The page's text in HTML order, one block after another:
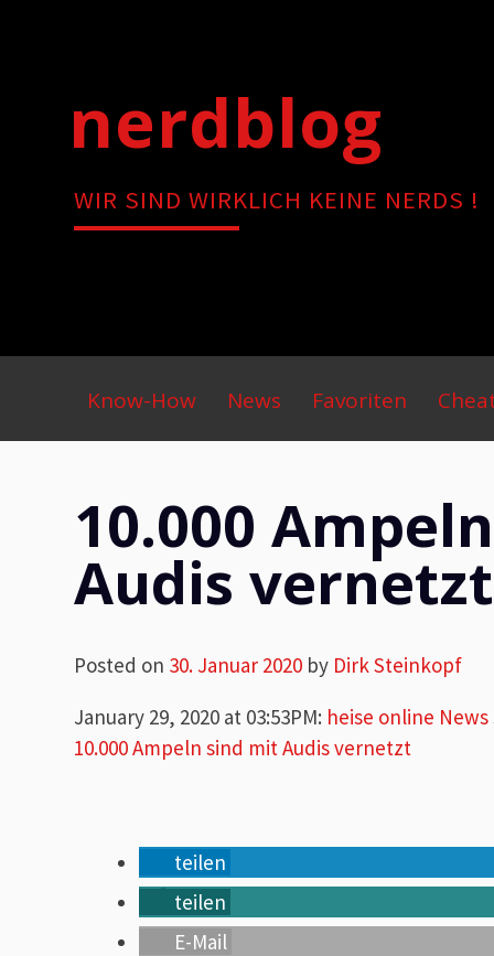
nerdblog
WIR SIND WIRKLICH KEINE NERDS !
Primary
Menu
Know-How News Favoriten
10.000
Audis vernetzt
Posted on 30. Januar 2020 by Dirk Steinkopf
January 29, 2020 at 03:53PM: heise online News
10.000 Ampeln sind mit Audis vernetzt
teilen
teilen
E-Mail